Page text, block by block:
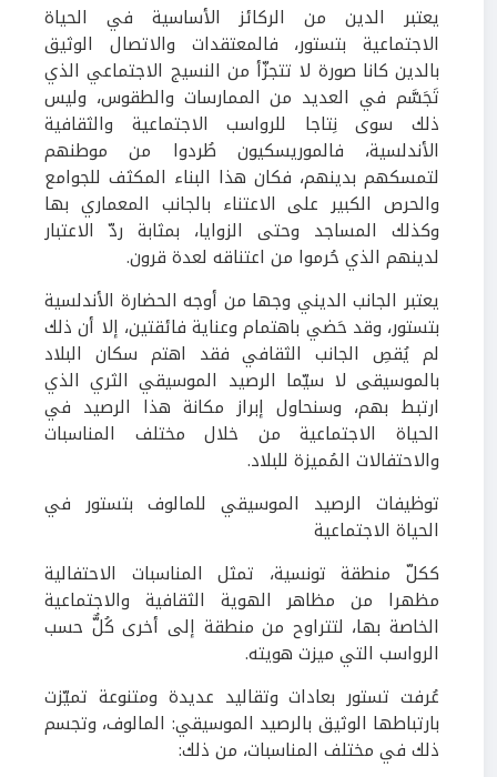
يعتبر الدين من الركائز الأساسية في الحياة
الاجتماعية بتستور، فالمعتقدات والاتصال الوثيق
بالدين كانا صورة لا تتجزّأ من النسيج الاجتماعي الذي
تَجَسَّم في العديد من الممارسات والطقوس، وليس
ذلك سوى نِتاجا للرواسب الاجتماعية والثقافية
الأندلسية، فالموريسكيون طُردوا من موطنهم
لتمسكهم بدينهم، فكان هذا البناء المكثف للجوامع
والحرص الكبير على الاعتناء بالجانب المعماري بها
وكذلك المساجد وحتى الزوايا، بمثابة ردّ الاعتبار
لدينهم الذي حُرموا من اعتناقه لعدة قرون.
يعتبر الجانب الديني وجها من أوجه الحضارة الأندلسية
بتستور، وقد حَضي باهتمام وعناية فائقتين، إلا أن ذلك
لم يُقصِ الجانب الثقافي فقد اهتم سكان البلاد
بالموسيقى لا سيّما الرصيد الموسيقي الثري الذي
ارتبط بهم، وسنحاول إبراز مكانة هذا الرصيد في
الحياة الاجتماعية من خلال مختلف المناسبات
والاحتفالات المُميزة للبلاد.
توظيفات الرصيد الموسيقي للمالوف بتستور في
الحياة الاجتماعية
ككلّ منطقة تونسية، تمثل المناسبات الاحتفالية
مظهرا من مظاهر الهوية الثقافية والاجتماعية
الخاصة بها، لتتراوح من منطقة إلى أخرى كُلٌّ حسب
الرواسب التي ميزت هويته.
عُرفت تستور بعادات وتقاليد عديدة ومتنوعة تميّزت
بارتباطها الوثيق بالرصيد الموسيقي: المالوف، وتجسم
ذلك في مختلف المناسبات، من ذلك: